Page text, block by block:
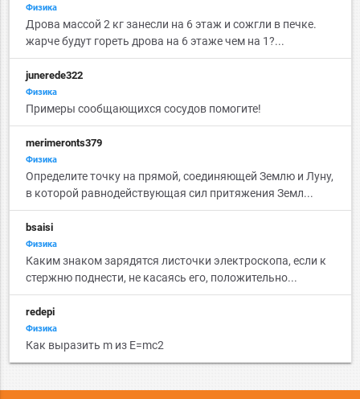
Физика
Дрова массой 2 кг занесли на 6 этаж и сожгли в печке.
жарче будут гореть дрова на 6 этаже чем на 1?...
junerede322
Физика
Примеры сообщающихся сосудов помогите!
merimeronts379
Физика
Определите точку на прямой, соединяющей Землю и Луну,
в которой равнодействующая сил притяжения Земл...
bsaisi
Физика
Каким знаком зарядятся листочки электроскопа, если к
стержню поднести, не касаясь его, положительно...
redepi
Физика
Как выразить m из E=mc2